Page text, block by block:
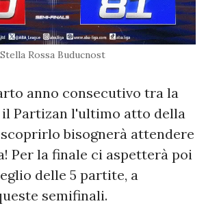
Stella Rossa Buducnost
anno consecutivo tra la
il Partizan l'ultimo atto della
bisognerà attendere
Per la finale ci aspetterà poi
delle 5 partite, a
semifinali.